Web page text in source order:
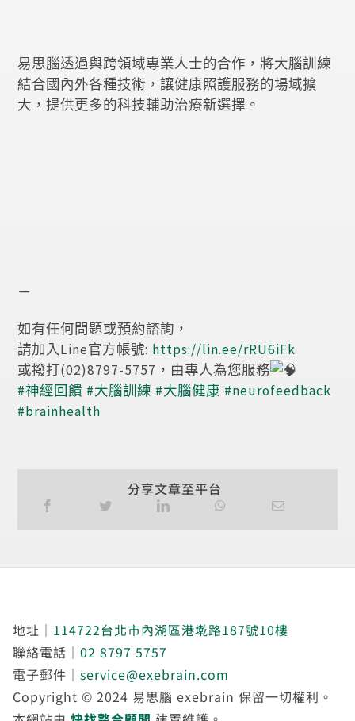
易思腦透過與跨領域專業人士的合作，將大腦訓練
結合國內外各種技術，讓健康照護服務的場域擴
大，提供更多的科技輔助治療新選擇。
－
如有任何問題或預約諮詢，
請加入Line官方帳號: https://lin.ee/rRU6iFk
或撥打(02)8797-5757，由專人為您服務
#神經回饋 #大腦訓練 #大腦健康 #neurofeedback
#brainhealth
分享文章至平台
地址｜ 114722台北市內湖區港墘路187號10樓
聯絡電話｜02 8797 5757
電子郵件｜service@exebrain.com
Copyright © 2024 易思腦 exebrain 保留一切權利。